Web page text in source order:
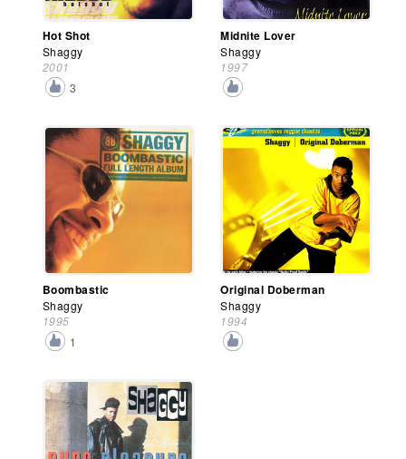
Hot Shot
Shaggy
2001
3
Midnite Lover
Shaggy
1997
Boombastic
Shaggy
1995
1
Original Doberman
Shaggy
1994